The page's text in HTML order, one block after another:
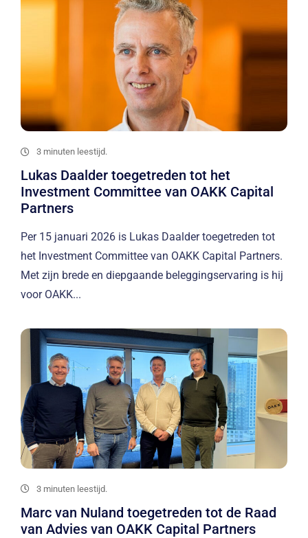
3 minuten leestijd.
Lukas Daalder toegetreden tot het
Investment Committee van OAKK Capital
Partners
Per 15 januari 2026 is Lukas Daalder toegetreden tot
het Investment Committee van OAKK Capital Partners.
Met zijn brede en diepgaande beleggingservaring is hij
voor OAKK...
3 minuten leestijd.
Marc van Nuland toegetreden tot de Raad
van Advies van OAKK Capital Partners